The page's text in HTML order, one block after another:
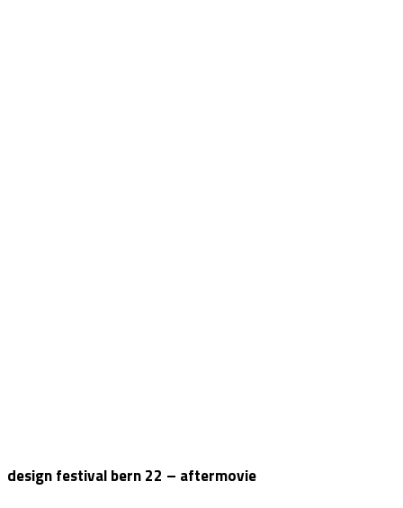
design festival bern 22 – aftermovie